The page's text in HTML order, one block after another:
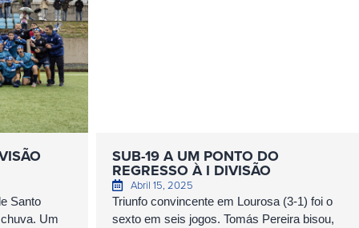
Santo
Um
SUB-19 A UM PONTO DO
REGRESSO À I DIVISÃO
Abril 15, 2025
Triunfo convincente em Lourosa (3-1) foi o
sexto em seis jogos. Tomás Pereira bisou,